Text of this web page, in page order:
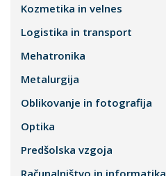
Kozmetika in velnes
Logistika in transport
Mehatronika
Metalurgija
Oblikovanje in fotografija
Optika
Predšolska vzgoja
Računalništvo in informatika